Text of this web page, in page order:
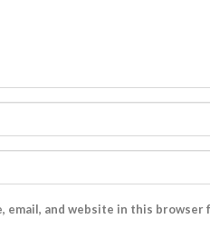
email, and website in this